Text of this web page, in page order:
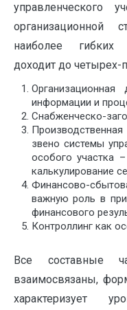
управленческого
организационной
наиболее гибких
доходит до четырех-
информации и
Снабженческо-
звено системы
особого участка
калькулирование
Финансово-
важную роль в
финансового
Контроллинг как
Все составные
взаимосвязаны,
характеризует